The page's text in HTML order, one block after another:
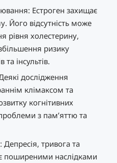
Естроген захищає
Його відсутність може
рівня холестерину,
ризику
та інсультів.
дослідження
клімаксом та
когнітивних
з пам’яттю та
тривога та
поширеними наслідками